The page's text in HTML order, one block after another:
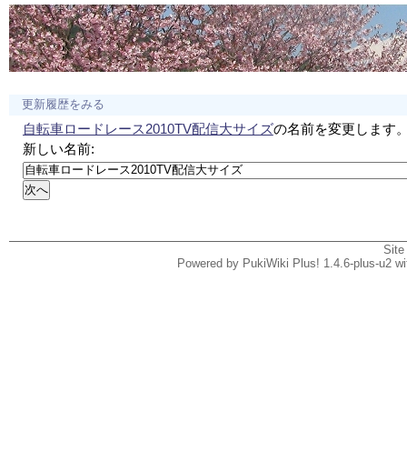
更新履歴をみる
自転車ロードレース2010TV配信大サイズの名前を変更します
新しい名前:
Powered by PukiWiki Plus! 1.4.6-plus-u2